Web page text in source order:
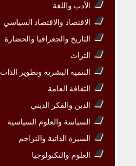
الأدب واللغة
الاقتصاد والاقتصاد السياسي
التاريخ والجغرافيا والحضارة
التراث
التنمية البشرية وتطوير الذات
الثقافة العامة
الدين والفكر الديني
السياسة والعلوم السياسية
السيرة الذاتية والتراجم
العلوم والتكنولوجيا